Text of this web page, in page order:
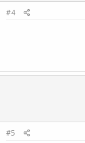
#4
#5